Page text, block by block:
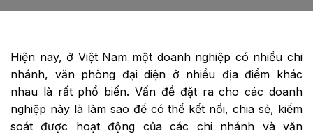
Hiện nay, ở Việt Nam một doanh nghiệp có nhiều chi
nhánh, văn phòng đại diện ở nhiều địa điểm khác
nhau là rất phổ biến. Vấn đề đặt ra cho các doanh
nghiệp này là làm sao để có thể kết nối, chia sẻ, kiểm
soát được hoạt động của các chi nhánh và văn